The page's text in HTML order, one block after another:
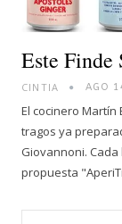
Este
CINTIA AGO
El cocinero
tragos ya
Giovannoni.
propuesta